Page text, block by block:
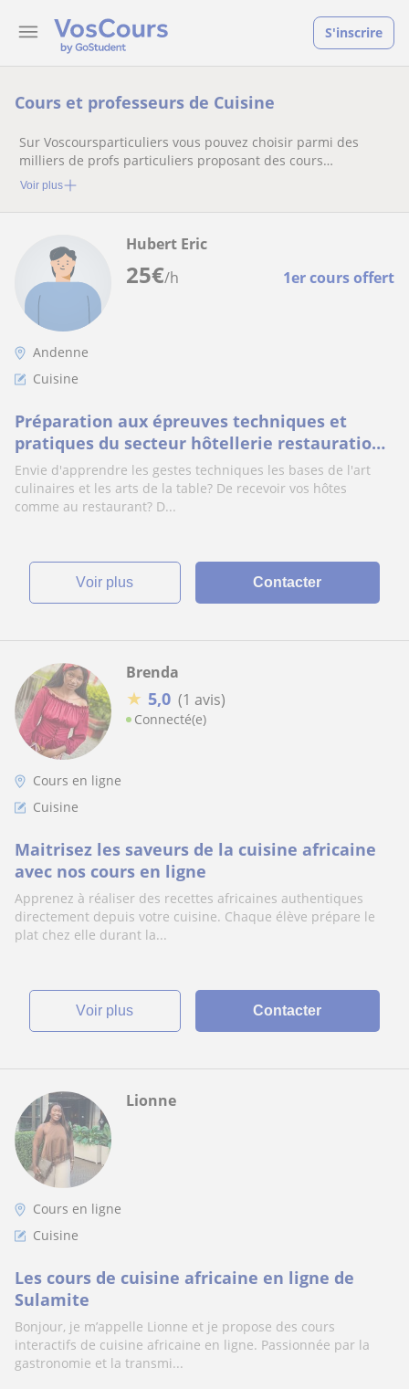
S'inscrire
Cours et professeurs de Cuisine
Sur Voscoursparticuliers vous pouvez choisir parmi des
milliers de profs particuliers proposant des cours
particuliers
Voir plus
25€/h 1er cours offert
Hubert Eric
Andenne
Cuisine
Préparation aux épreuves techniques et
pratiques du secteur hôtellerie restauration.
Également aux épreuves d'aide familiale.
Enseignant en secteur hôtellerie et des
services aux personnes
Envie d'apprendre les gestes techniques les bases de l'art
culinaires et les arts de la table? De recevoir vos hôtes
comme au restaurant? D...
voir plus Contacter
Brenda
★ 5,0 (1 avis)
Connecté(e)
Cours en ligne
Cuisine
Maitrisez les saveurs de la cuisine africaine
avec nos cours en ligne
Apprenez à réaliser des recettes africaines authentiques
directement depuis votre cuisine. Chaque élève prépare le
plat chez elle durant la...
voir plus Contacter
Lionne
Cours en ligne
Cuisine
Les cours de cuisine africaine en ligne de
Sulamite
Bonjour, je m’appelle Lionne et je propose des cours
interactifs de cuisine africaine en ligne. Passionnée par la
gastronomie et la transmi...